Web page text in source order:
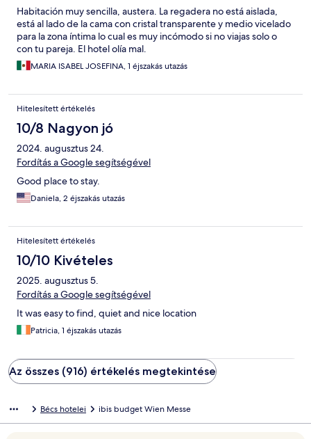
Habitación muy sencilla, austera. La regadera no está aislada,
está al lado de la cama con cristal transparente y medio vicelado
para la zona íntima lo cual es muy incómodo si no viajas solo o
con tu pareja. El hotel olía mal.
MARIA ISABEL JOSEFINA, 1 éjszakás utazás
Hitelesített értékelés
10/8 Nagyon jó
2024. augusztus 24.
Fordítás a Google segítségével
Good place to stay.
Daniela, 2 éjszakás utazás
Hitelesített értékelés
10/10 Kivételes
2025. augusztus 5.
Fordítás a Google segítségével
It was easy to find, quiet and nice location
Patricia, 1 éjszakás utazás
Az összes (916) értékelés megtekintése
Bécs hotelei ibis budget Wien Messe